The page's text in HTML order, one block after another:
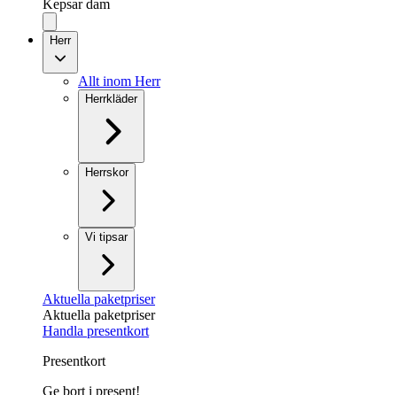
Kepsar dam
Herr
Allt inom Herr
Herrkläder
Herrskor
Vi tipsar
Aktuella paketpriser
Aktuella paketpriser
Handla presentkort
Presentkort
Ge bort i present!